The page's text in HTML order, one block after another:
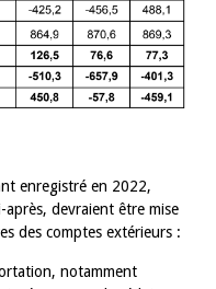
enregistré en 2022,
après, devraient être mise
des comptes extérieurs :
notamment